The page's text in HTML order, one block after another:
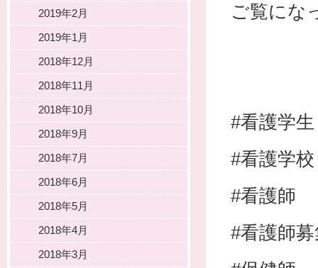
ご覧にな
#看護学生
#看護学校
#看護師
#看護師
2019年2月
2019年1月
2018年12月
2018年11月
2018年10月
2018年9月
2018年7月
2018年6月
2018年5月
2018年4月
2018年3月